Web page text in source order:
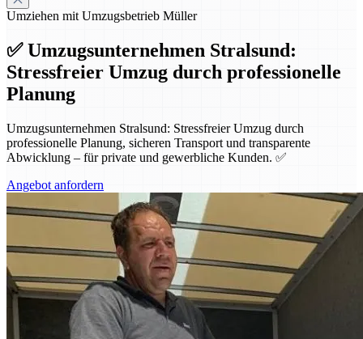
Umziehen mit Umzugsbetrieb Müller
✅ Umzugsunternehmen Stralsund:
Stressfreier Umzug durch professionelle
Planung
Umzugsunternehmen Stralsund: Stressfreier Umzug durch
professionelle Planung, sicheren Transport und transparente
Abwicklung – für private und gewerbliche Kunden. ✅
Angebot anfordern